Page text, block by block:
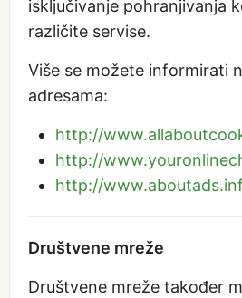
isključivanje pohranjivanja
različite servise.
Više se možete informirati
adresama:
http://
http://
http://
Društvene mreže
Društvene mreže također